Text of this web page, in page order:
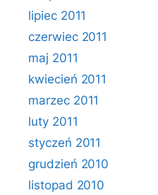
lipiec 2011
czerwiec 2011
maj 2011
kwiecień 2011
marzec 2011
luty 2011
styczeń 2011
grudzień 2010
listopad 2010